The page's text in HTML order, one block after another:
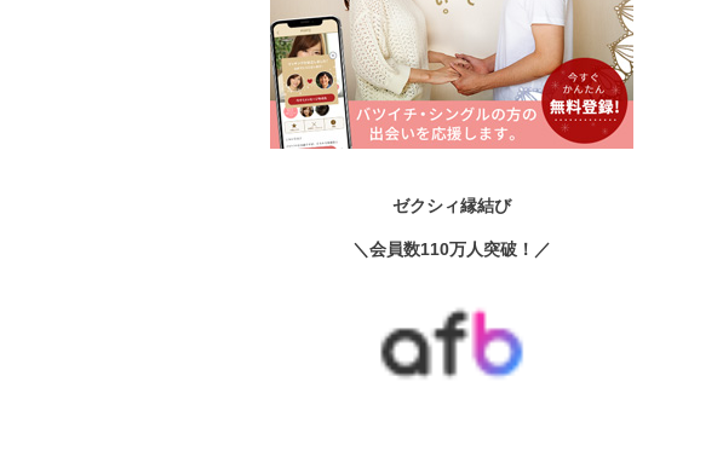
ゼクシィ縁結び
＼会員数110万人突破！／